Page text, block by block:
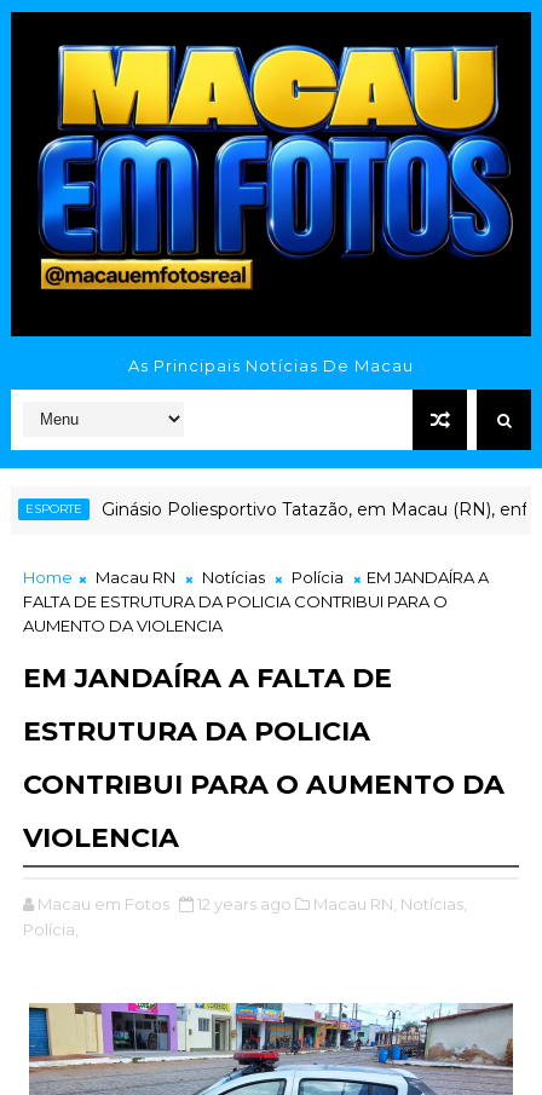
As Principais Notícias De Macau
Ginásio Poliesportivo Tatazão, em Macau (RN),
Home Macau RN Notícias Polícia
EM JANDAÍRA A
FALTA DE ESTRUTURA DA POLICIA CONTRIBUI PARA O
AUMENTO DA VIOLENCIA
EM JANDAÍRA A FALTA DE
ESTRUTURA DA POLICIA
CONTRIBUI PARA O AUMENTO DA
VIOLENCIA
Macau em Fotos 12 years ago Macau RN, Notícias,
Polícia,